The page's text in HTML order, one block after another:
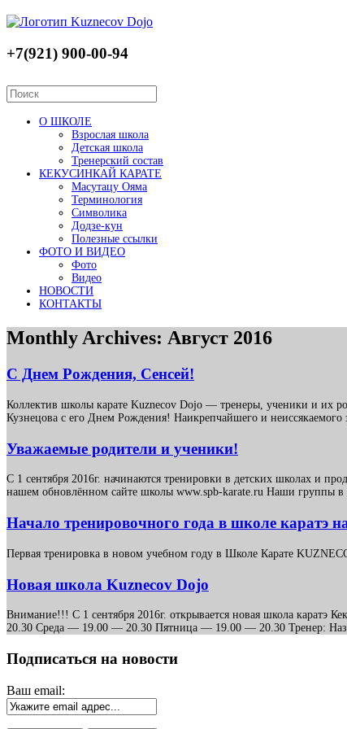
+7(921) 900-00-94
О ШКОЛЕ
Взрослая школа
Детская школа
Тренерский состав
КЕКУСИНКАЙ КАРАТЕ
Масутацу Ояма
Терминология
Символика
Додзе-кун
Полезные ссылки
ФОТО И ВИДЕО
Фото
Видео
НОВОСТИ
КОНТАКТЫ
Monthly Archives: Август 2016
C Днем Рождения, Сенсей!
Коллектив школы карате Kuznecov Dojo — тренеры, ученики и их
Кузнецова с его Днем Рождения! Наикрепчайшего и
Уважаемые родители и ученики!
С 1 сентября 2016г. начинаются тренировки в детских школах и
нашем обновлённом сайте школы www.spb-karate.ru Наши группы
Начало тренировочного года в школе каратэ
Первая тренировка в новом учебном году в Школе Карате
Новая школа Kuznecov Dojo
Внимание!!! С 1 сентября 2016г. открывается новая школа
20.30 Среда — 19.00 — 20.30 Пятница — 19.00 — 20.30 Тренер:
Подписаться на новости
Ваш email: